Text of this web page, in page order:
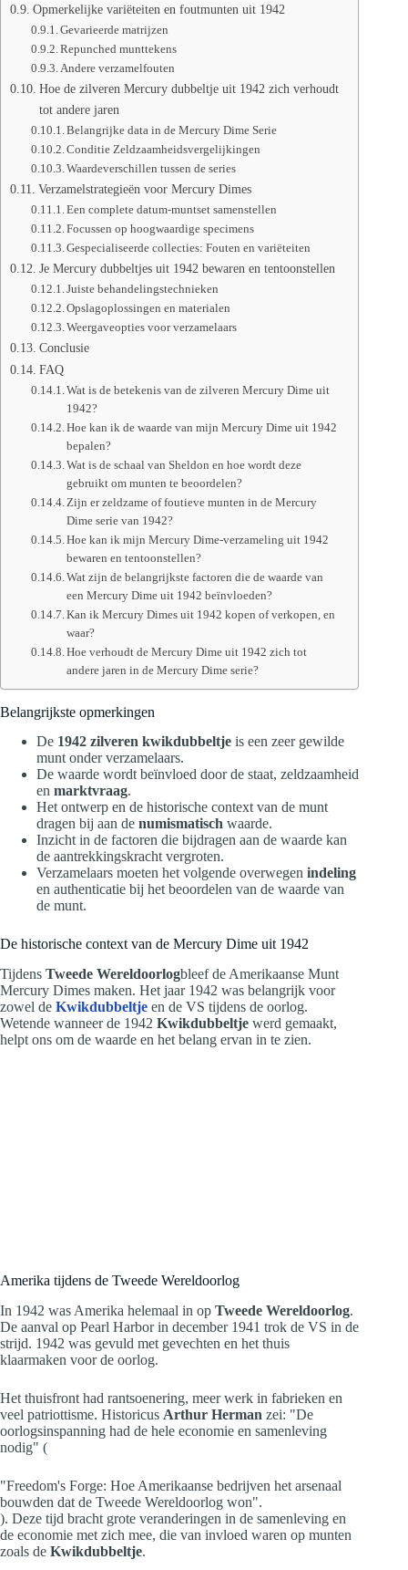
Opmerkelijke variëteiten en foutmunten uit 1942
Gevarieerde matrijzen
Repunched munttekens
Andere verzamelfouten
Hoe de zilveren Mercury dubbeltje uit 1942 zich verhoudt
tot andere jaren
Belangrijke data in de Mercury Dime Serie
Conditie Zeldzaamheidsvergelijkingen
Waardeverschillen tussen de series
Verzamelstrategieën voor Mercury Dimes
Een complete datum-muntset samenstellen
Focussen op hoogwaardige specimens
Gespecialiseerde collecties: Fouten en variëteiten
Je Mercury dubbeltjes uit 1942 bewaren en tentoonstellen
Juiste behandelingstechnieken
Opslagoplossingen en materialen
Weergaveopties voor verzamelaars
Conclusie
FAQ
Wat is de betekenis van de zilveren Mercury Dime uit
1942?
Hoe kan ik de waarde van mijn Mercury Dime uit 1942
bepalen?
Wat is de schaal van Sheldon en hoe wordt deze
gebruikt om munten te beoordelen?
Zijn er zeldzame of foutieve munten in de Mercury
Dime serie van 1942?
Hoe kan ik mijn Mercury Dime-verzameling uit 1942
bewaren en tentoonstellen?
Wat zijn de belangrijkste factoren die de waarde van
een Mercury Dime uit 1942 beïnvloeden?
Kan ik Mercury Dimes uit 1942 kopen of verkopen, en
waar?
Hoe verhoudt de Mercury Dime uit 1942 zich tot
andere jaren in de Mercury Dime serie?
Belangrijkste opmerkingen
De 1942 zilveren kwikdubbeltje is een zeer gewilde
munt onder verzamelaars.
De waarde wordt beïnvloed door de staat, zeldzaamheid
en marktvraag.
Het ontwerp en de historische context van de munt
dragen bij aan de numismatisch waarde.
Inzicht in de factoren die bijdragen aan de waarde kan
de aantrekkingskracht vergroten.
Verzamelaars moeten het volgende overwegen indeling
en authenticatie bij het beoordelen van de waarde van
de munt.
De historische context van de Mercury Dime uit 1942
Tijdens Tweede Wereldoorlogbleef de Amerikaanse Munt
Mercury Dimes maken. Het jaar 1942 was belangrijk voor
zowel de Kwikdubbeltje en de VS tijdens de oorlog.
Wetende wanneer de 1942 Kwikdubbeltje werd gemaakt,
helpt ons om de waarde en het belang ervan in te zien.
Amerika tijdens de Tweede Wereldoorlog
In 1942 was Amerika helemaal in op Tweede Wereldoorlog.
De aanval op Pearl Harbor in december 1941 trok de VS in de
strijd. 1942 was gevuld met gevechten en het thuis
klaarmaken voor de oorlog.
Het thuisfront had rantsoenering, meer werk in fabrieken en
veel patriottisme. Historicus Arthur Herman zei: "De
oorlogsinspanning had de hele economie en samenleving
nodig" (
"Freedom's Forge: Hoe Amerikaanse bedrijven het arsenaal
bouwden dat de Tweede Wereldoorlog won".
). Deze tijd bracht grote veranderingen in de samenleving en
de economie met zich mee, die van invloed waren op munten
zoals de Kwikdubbeltje.